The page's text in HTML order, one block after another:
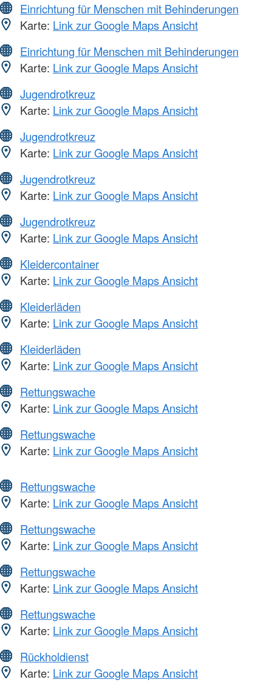
Einrichtung für Menschen mit Behinderungen
Karte: Link zur Google Maps Ansicht
Einrichtung für Menschen mit Behinderungen
Karte: Link zur Google Maps Ansicht
Jugendrotkreuz
Karte: Link zur Google Maps Ansicht
Jugendrotkreuz
Karte: Link zur Google Maps Ansicht
Jugendrotkreuz
Karte: Link zur Google Maps Ansicht
Jugendrotkreuz
Karte: Link zur Google Maps Ansicht
Kleidercontainer
Karte: Link zur Google Maps Ansicht
Kleiderläden
Karte: Link zur Google Maps Ansicht
Kleiderläden
Karte: Link zur Google Maps Ansicht
Rettungswache
Karte: Link zur Google Maps Ansicht
Rettungswache
Karte: Link zur Google Maps Ansicht
Rettungswache
Karte: Link zur Google Maps Ansicht
Rettungswache
Karte: Link zur Google Maps Ansicht
Rettungswache
Karte: Link zur Google Maps Ansicht
Rettungswache
Karte: Link zur Google Maps Ansicht
Rückholdienst
Karte: Link zur Google Maps Ansicht